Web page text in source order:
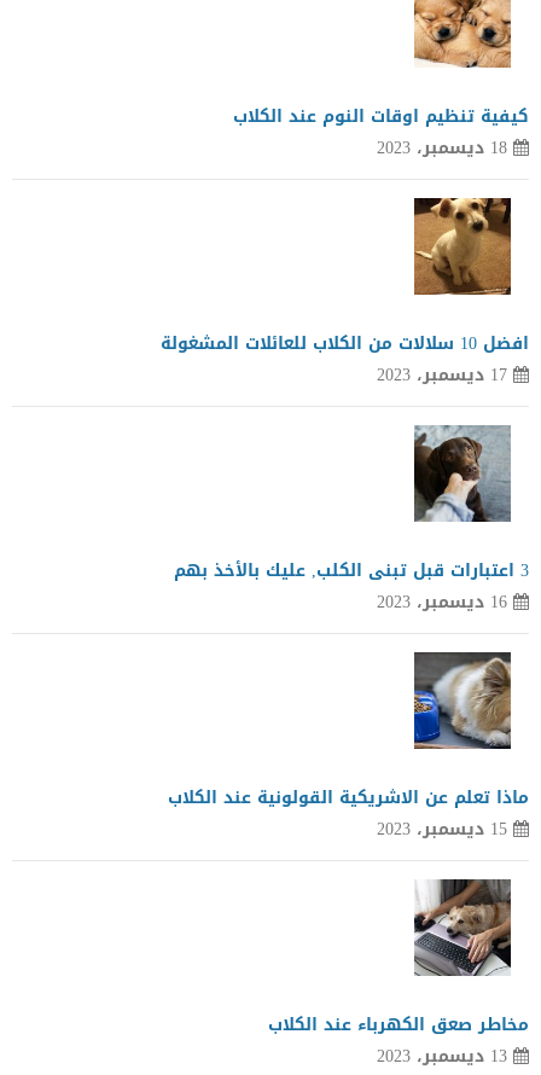
كيفية تنظيم اوقات النوم عند الكلاب
18 ديسمبر، 2023
افضل 10 سلالات من الكلاب للعائلات المشغولة
17 ديسمبر، 2023
3 اعتبارات قبل تبنى الكلب, عليك بالأخذ بهم
16 ديسمبر، 2023
ماذا تعلم عن الاشريكية القولونية عند الكلاب
15 ديسمبر، 2023
مخاطر صعق الكهرباء عند الكلاب
13 ديسمبر، 2023